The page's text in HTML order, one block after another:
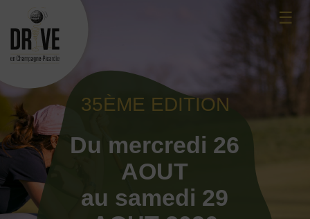
content
☰
35ÈME EDITION
Du mercredi 26
AOUT
au samedi 29